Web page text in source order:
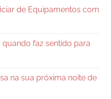
de Equipamentos com
faz sentido para
na sua próxima noite de